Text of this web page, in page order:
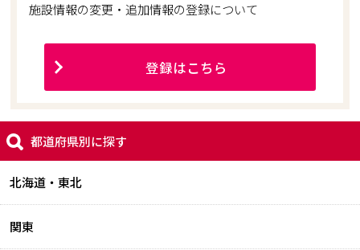
施設情報の変更・追加情報の登録について
登録はこちら
都道府県別に探す
北海道・東北
関東